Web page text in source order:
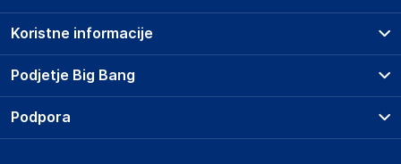
državo in elektronski naslov) povezane s proizvajalcem
Funko LLC
2802 Wetmore Ave; 98201 Everett
USA
https://funko.com/
Podjetje Big Bang
O podjetju
Koristne informacije
Prodajna mesta
Storitve
Dostava, vnos in odvoz
Podpora